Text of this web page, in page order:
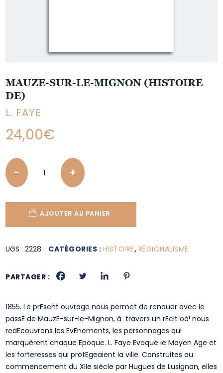
MAUZE-SUR-LE-MIGNON (HISTOIRE
DE)
L. FAYE
24,00€
Quantity
AJOUTER AU PANIER
UGS :2228 CATÉGORIES : HISTOIRE, RÉGIONALISME
PARTAGER :
1855. Le prEsent ouvrage nous permet de renouer avec le
passE de MauzE-sur-le-Mignon, à travers un rEcit oà¹ nous
redEcouvrons les EvEnements, les personnages qui
marquèrent chaque Epoque. L. Faye Evoque le Moyen Age et
les forteresses qui protEgeaient la ville. Construites au
commencement du XIIe siècle par Hugues de Lusignan, elles